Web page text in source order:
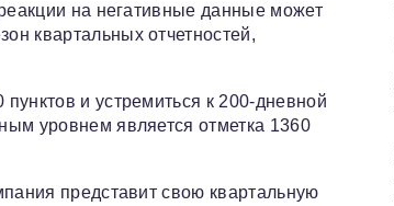
на негативные данные может
квартальных отчетностей,
и устремиться к 200-дневной
уровнем является отметка 1360
представит свою квартальную